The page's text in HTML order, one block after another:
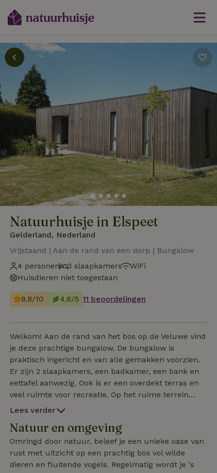
Natuurhuisje in Elspeet
Gelderland, Nederland
Vrijstaand | Aan de rand van een dorp | Bungalow
4 personen
3 slaapkamers
WiFi
Huisdieren niet toegestaan
8,8/10 4,6/5 11 beoordelingen
Welkom! Aan de rand van het bos op de Veluwe vind
je deze prachtige bungalow. De bungalow is
praktisch ingericht en van alle gemakken voorzien.
Er zijn 2 slaapkamers, een badkamer, een bank en
eettafel aanwezig. Ook is er een overdekt terras en
veel ruimte voor recreatie. Op het ruime terrein
staan nog twee andere huisjes. Parkeren kan net
betreedt. Geniet van de rust, ruimte en de prachtige
omgeving. Terwijl je aan de ene kant het prachtige
bos inloopt, vind je aan de andere kant het
pittoreske dorp Elspeet op loopafstand. Hier zijn
Lees verder
Natuur en omgeving
Omringd door natuur, beleef je een unieke oase van
rust met uitzicht op een prachtig bos vol wilde
dieren en fluitende vogels. Regelmatig wordt je 's